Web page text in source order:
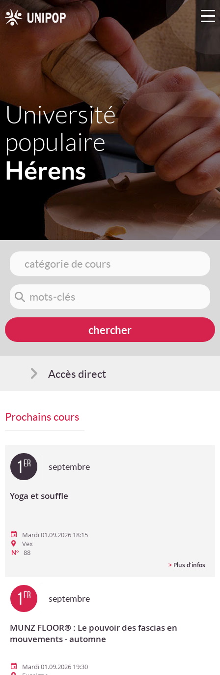
Université
populaire
Hérens
Accès direct
Suggestions
Programme en PDF
Prochains cours
1er septembre
Yoga et souffle
Mardi 01.09.2026 18:15
Vex
N°
88
> Plus d'infos
1er septembre
MUNZ FLOOR® : Le pouvoir des fascias en
mouvements - automne
Mardi 01.09.2026 19:30